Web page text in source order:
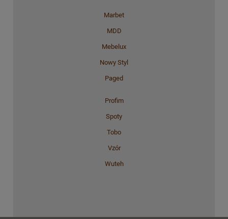
Marbet
MDD
Mebelux
Nowy Styl
Paged
Profim
Spoty
Tobo
Vzór
Wuteh